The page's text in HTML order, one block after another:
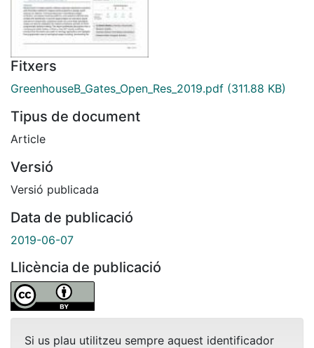
Fitxers
GreenhouseB_Gates_Open_Res_2019.pdf (311.88 KB)
Tipus de document
Article
Versió
Versió publicada
Data de publicació
2019-06-07
Llicència de publicació
Si us plau utilitzeu sempre aquest identificador